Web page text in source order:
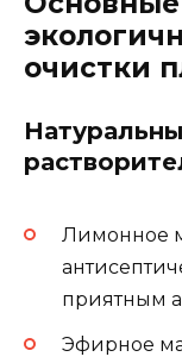
очистки
Лимонное
приятным
Эфирное